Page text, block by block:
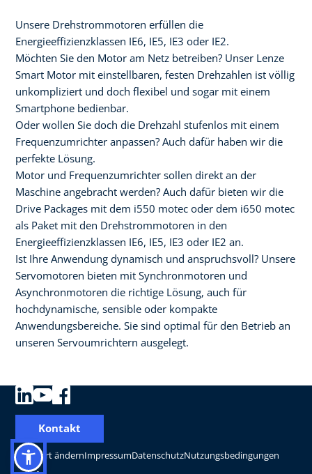
Unsere Drehstrommotoren erfüllen die
Energieeffizienzklassen IE6, IE5, IE3 oder IE2.
Möchten Sie den Motor am Netz betreiben? Unser Lenze
Smart Motor mit einstellbaren, festen Drehzahlen ist völlig
unkompliziert und doch flexibel und sogar mit einem
Smartphone bedienbar.
Oder wollen Sie doch die Drehzahl stufenlos mit einem
Frequenzumrichter anpassen? Auch dafür haben wir die
perfekte Lösung.
Motor und Frequenzumrichter sollen direkt an der
Maschine angebracht werden? Auch dafür bieten wir die
Drive Packages mit dem i550 motec oder dem i650 motec
als Paket mit den Drehstrommotoren in den
Energieeffizienzklassen IE6, IE5, IE3 oder IE2 an.
Ist Ihre Anwendung dynamisch und anspruchsvoll? Unsere
Servomotoren bieten mit Synchronmotoren und
Asynchronmotoren die richtige Lösung, auch für
hochdynamische, sensible oder kompakte
Anwendungsbereiche. Sie sind optimal für den Betrieb an
unseren Servoumrichtern ausgelegt.
Standort ändernImpressumDatenschutzNutzungsbedingungen
Kontakt